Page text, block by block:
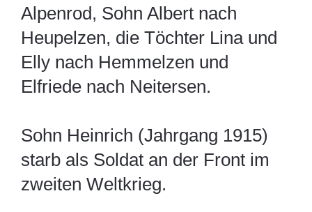
Alpenrod, Sohn Albert nach
Heupelzen, die Töchter Lina und
Elly nach Hemmelzen und
Elfriede nach Neitersen.
Sohn Heinrich (Jahrgang 1915)
starb als Soldat an der Front im
zweiten Weltkrieg.